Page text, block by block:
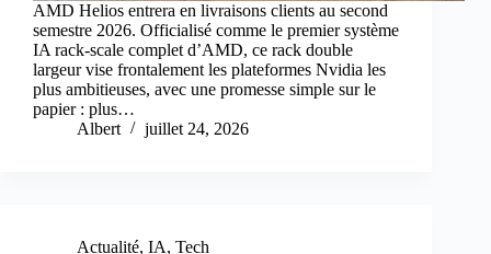
AMD Helios entrera en livraisons clients au second
semestre 2026. Officialisé comme le premier système
IA rack-scale complet d’AMD, ce rack double
largeur vise frontalement les plateformes Nvidia les
plus ambitieuses, avec une promesse simple sur le
papier : plus…
Albert
juillet 24, 2026
Actualité, IA, Tech